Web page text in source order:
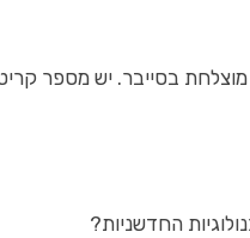
בסייבר. יש מספר
החדשניות?